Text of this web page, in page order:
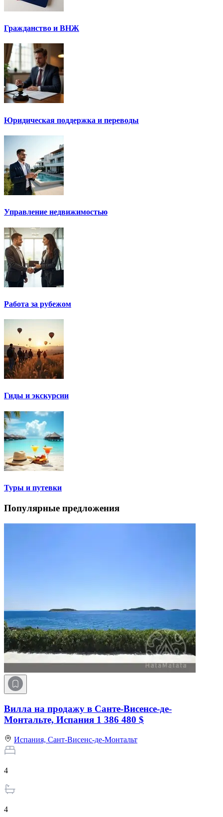
Гражданство и ВНЖ
Юридическая поддержка и переводы
Управление недвижимостью
Работа за рубежом
Гиды и экскурсии
Туры и путевки
Популярные предложения
Вилла на продажу в Санте-Висенсе-де-
Монтальте, Испания 1 386 480 $
Испания, Сант-Висенс-де-Монтальт
4
4